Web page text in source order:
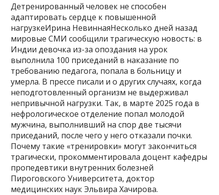
Детренированный человек не способен
адаптировать сердце к повышенной
нагрузкеИрина НевиннаяНесколько дней назад
мировые СМИ сообщили трагическую новость: в
Индии девочка из-за опоздания на урок
выполнила 100 приседаний в наказание по
требованию педагога, попала в больницу и
умерла. В прессе писали и о других случаях, когда
неподготовленный организм не выдерживал
непривычной нагрузки. Так, в марте 2025 года в
нефрологическое отделение попал молодой
мужчина, выполнивший на спор две тысячи
приседаний, после чего у него отказали почки.
Почему такие «тренировки» могут закончиться
трагически, прокомментировала доцент кафедры
пропедевтики внутренних болезней
Пироговского Университета, доктор
медицинских наук Эльвира Хачирова.